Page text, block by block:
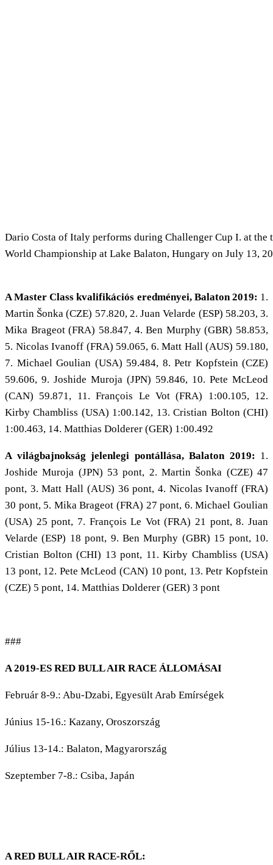
Dario Costa of Italy performs during Challenger Cup I. at
World Championship at Lake Balaton, Hungary on July 13,
A Master Class kvalifikációs eredményei, Balaton 2019: 1.
Martin Šonka (CZE) 57.820, 2. Juan Velarde (ESP) 58.203, 3.
Mika Brageot (FRA) 58.847, 4. Ben Murphy (GBR) 58.853,
5. Nicolas Ivanoff (FRA) 59.065, 6. Matt Hall (AUS) 59.180,
7. Michael Goulian (USA) 59.484, 8. Petr Kopfstein (CZE)
59.606, 9. Joshide Muroja (JPN) 59.846, 10. Pete McLeod
(CAN) 59.871, 11. François Le Vot (FRA) 1:00.105, 12.
Kirby Chambliss (USA) 1:00.142, 13. Cristian Bolton (CHI)
1:00.463, 14. Matthias Dolderer (GER) 1:00.492
A világbajnokság jelenlegi pontállása, Balaton 2019: 1.
Joshide Muroja (JPN) 53 pont, 2. Martin Šonka (CZE) 47
pont, 3. Matt Hall (AUS) 36 pont, 4. Nicolas Ivanoff (FRA)
30 pont, 5. Mika Brageot (FRA) 27 pont, 6. Michael Goulian
(USA) 25 pont, 7. François Le Vot (FRA) 21 pont, 8. Juan
Velarde (ESP) 18 pont, 9. Ben Murphy (GBR) 15 pont, 10.
Cristian Bolton (CHI) 13 pont, 11. Kirby Chambliss (USA)
13 pont, 12. Pete McLeod (CAN) 10 pont, 13. Petr Kopfstein
(CZE) 5 pont, 14. Matthias Dolderer (GER) 3 pont
###
A 2019-ES RED BULL AIR RACE ÁLLOMÁSAI
Február 8-9.: Abu-Dzabi, Egyesült Arab Emírségek
Június 15-16.: Kazany, Oroszország
Július 13-14.: Balaton, Magyarország
Szeptember 7-8.: Csiba, Japán
A RED BULL AIR RACE-RŐL: